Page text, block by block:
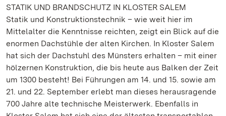
STATIK UND BRANDSCHUTZ IN KLOSTER SALEM
Statik und Konstruktionstechnik – wie weit hier im
Mittelalter die Kenntnisse reichten, zeigt ein Blick auf die
enormen Dachstühle der alten Kirchen. In Kloster Salem
hat sich der Dachstuhl des Münsters erhalten – mit einer
hölzernen Konstruktion, die bis heute aus Balken der Zeit
um 1300 besteht! Bei Führungen am 14. und 15. sowie am
21. und 22. September erlebt man dieses herausragende
700 Jahre alte technische Meisterwerk. Ebenfalls in